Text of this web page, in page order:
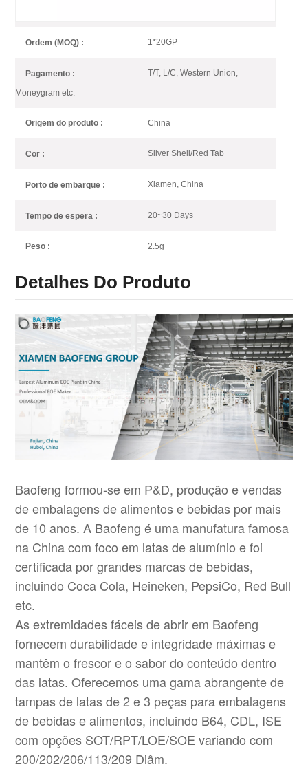
Ordem (MOQ) : 1*20GP
Pagamento : T/T, L/C, Western Union,
Moneygram etc.
Origem do produto : China
Cor : Silver Shell/Red Tab
Porto de embarque : Xiamen, China
Tempo de espera : 20~30 Days
Peso : 2.5g
Detalhes Do Produto
Baofeng formou-se em P&D, produção e vendas
de embalagens de alimentos e bebidas por mais
de 10 anos. A Baofeng é uma manufatura famosa
na China com foco em latas de alumínio e foi
certificada por grandes marcas de bebidas,
incluindo Coca Cola, Heineken, PepsiCo, Red Bull
etc.
As extremidades fáceis de abrir em Baofeng
fornecem durabilidade e integridade máximas e
mantêm o frescor e o sabor do conteúdo dentro
das latas. Oferecemos uma gama abrangente de
tampas de latas de 2 e 3 peças para embalagens
de bebidas e alimentos, incluindo B64, CDL, ISE
com opções SOT/RPT/LOE/SOE variando com
200/202/206/113/209 Diâm.